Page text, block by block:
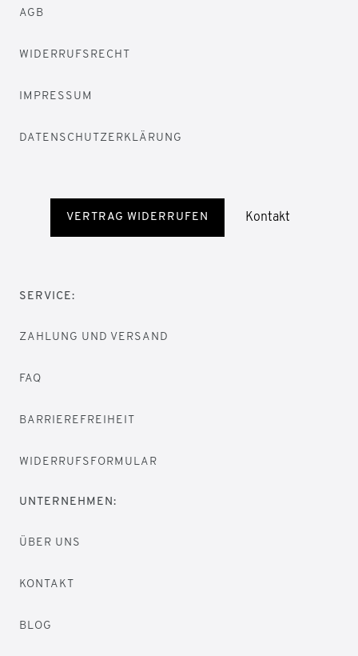
AGB
WIDERRUFSRECHT
IMPRESSUM
DATENSCHUTZERKLÄRUNG
VERTRAG WIDERRUFEN Kontakt
SERVICE:
ZAHLUNG UND VERSAND
FAQ
BARRIEREFREIHEIT
WIDERRUFSFORMULAR
UNTERNEHMEN:
ÜBER UNS
KONTAKT
BLOG